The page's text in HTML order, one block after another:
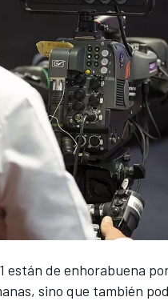
están de enhorabuena
sino que también